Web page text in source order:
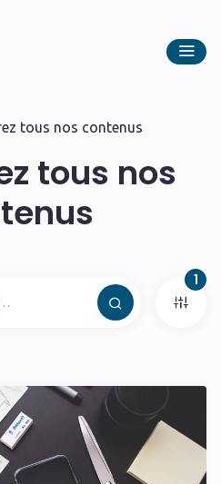
tous nos contenus
tous nos
1
Bonnes pratiques
Produit